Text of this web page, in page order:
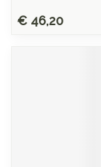
€ 46,20